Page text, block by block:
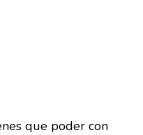
que poder con